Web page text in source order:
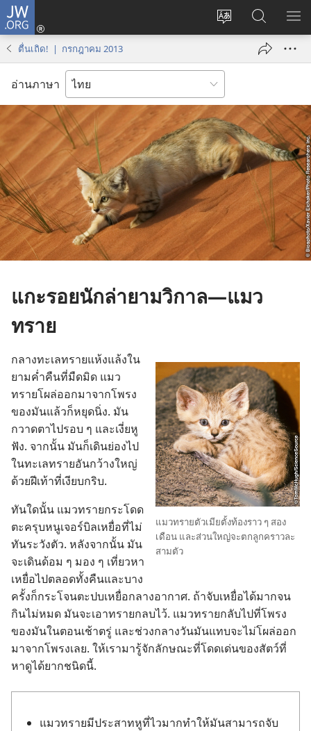
JW.ORG
เปลี่ยน
เข้า
(เปิด
ใหม่)
ค้นหา
ใน
JW.ORG
แส
ตื่นเถิด! | กรกฎาคม 2013
อ่านภาษา
แกะรอยนักล่ายามวิกาล—แมว
ทราย
แมว​ทราย​ตัว​เมีย​ตั้ง​ท้อง​ราว ๆ สอง​
เดือน และ​ส่วน​ใหญ่​จะ​ตก​ลูก​คราว​ละ​
สาม​ตัว
กลาง​ทะเล​ทราย​แห้ง​แล้ง​ใน​
ยาม​ค่ำ​คืน​ที่​มืด​มิด แมว​
ทราย​โผล่​ออก​มา​จาก​โพรง​
ของ​มัน​แล้ว​ก็​หยุด​นิ่ง. มัน​
กวาด​ตา​ไป​รอบ ๆ และ​เงี่ย​หู​
ฟัง. จาก​นั้น มัน​ก็​เดิน​ย่อง​ไป​
ใน​ทะเล​ทราย​อัน​กว้าง​ใหญ่​
ด้วย​ฝีเท้า​ที่​เงียบ​กริบ.
ทันใด​นั้น แมว​ทราย​กระโดด​
ตะครุบ​หนู​เจอร์บิล​เหยื่อ​ที่​ไม่​
ทัน​ระวัง​ตัว. หลัง​จาก​นั้น มัน​
จะ​เดิน​ด้อม ๆ มอง ๆ เที่ยว​หา​
เหยื่อ​ไป​ตลอด​ทั้ง​คืน​และ​บาง​
ครั้ง​ก็​กระโจน​ตะปบ​เหยื่อ​กลาง​อากาศ. ถ้า​จับ​เหยื่อ​ได้​มาก​จน​
กิน​ไม่​หมด มัน​จะ​เอา​ทราย​กลบ​ไว้. แมว​ทราย​กลับ​ไป​ที่​โพรง​
ของ​มัน​ใน​ตอน​เช้า​ตรู่ และ​ช่วง​กลางวัน​มัน​แทบ​จะ​ไม่​โผล่​ออก​
มา​จาก​โพรง​เลย. ให้​เรา​มา​รู้​จัก​ลักษณะ​ที่​โดด​เด่น​ของ​สัตว์​ที่​
หา​ดู​ได้​ยาก​ชนิด​นี้.
แมว​ทราย​มี​ประสาท​หู​ที่​ไว​มาก​ทำ​ให้​มัน​สามารถ​จับ​